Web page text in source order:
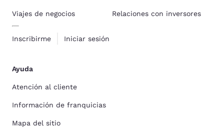
Viajes de negocios
Inscribirme Iniciar sesión
Relaciones con inversores
Ayuda
Atención al cliente
Información de franquicias
Mapa del sitio